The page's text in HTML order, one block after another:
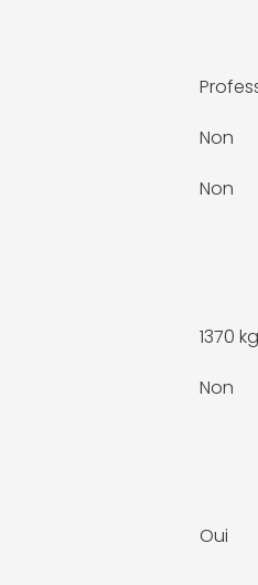
Non
Non
1370 kg
Non
Oui